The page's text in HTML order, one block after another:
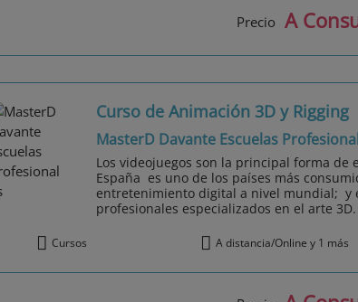
Precio A
Curso de Animación 3D y Rigging
MasterD Davante Escuelas
Los videojuegos son la principal forma
España es uno de los países más
entretenimiento digital a nivel mundial; y
profesionales especializados en el arte 3D.
Cursos A distancia/Online y 1 más